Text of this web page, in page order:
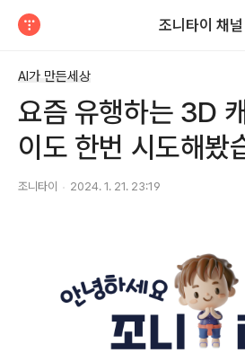
조니타이 채널
AI가 만든세상
요즘 유행하는 3D
이도 한번 시도해봤
조니타이 2024. 1. 21. 23:19